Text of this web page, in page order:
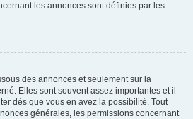
les annonces sont définies par les
des annonces et seulement sur la
Elles sont souvent assez importantes et il
dès que vous en avez la possibilité. Tout
générales, les permissions concernant